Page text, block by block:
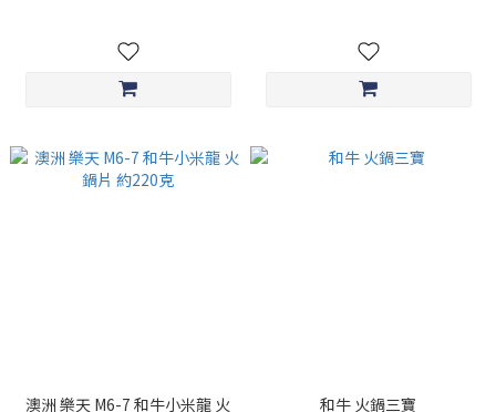
澳洲 樂天 M6-7 和牛小米龍 火 和牛 火鍋三寶